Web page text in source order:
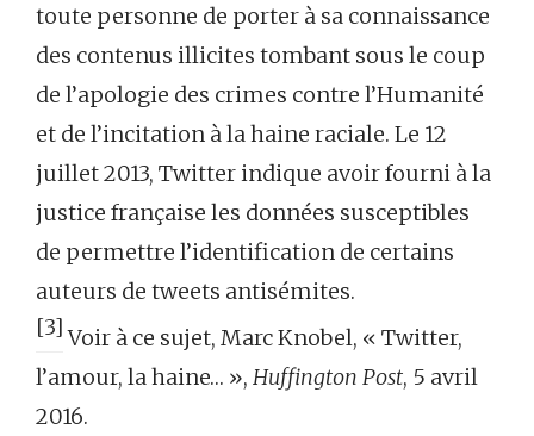
toute personne de porter à sa connaissance
des contenus illicites tombant sous le coup
de l’apologie des crimes contre l’Humanité
et de l’incitation à la haine raciale. Le 12
juillet 2013, Twitter indique avoir fourni à la
justice française les données susceptibles
de permettre l’identification de certains
auteurs de tweets antisémites.
[3]Voir à ce sujet, Marc Knobel, « Twitter,
l’amour, la haine… », Huffington Post, 5 avril
2016.